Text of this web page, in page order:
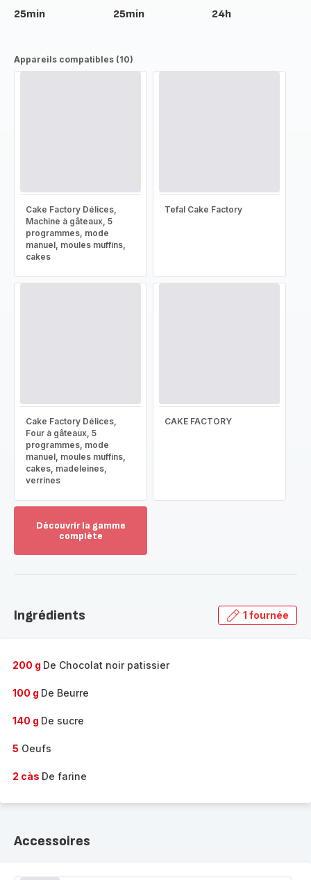
25min 25min 24h
Appareils compatibles (10)
Cake Factory Délices,
Machine à gâteaux, 5
programmes, mode
manuel, moules muffins,
cakes
Tefal Cake Factory
Cake Factory Délices,
Four à gâteaux, 5
programmes, mode
manuel, moules muffins,
cakes, madeleines,
verrines
CAKE FACTORY
Découvrir la gamme
complète
gamme
Ingrédients 1 fournée
200 g De Chocolat noir patissier
100 g De Beurre
140 g De sucre
5 Oeufs
2 càs De farine
Accessoires